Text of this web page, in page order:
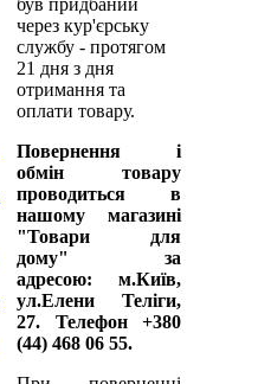
через кур'єрську
службу - протягом
21 дня з дня
отримання та
оплати товару.
Повернення і
обмін товару
проводиться в
нашому магазині
"Товари для
дому" за
адресою: м.Київ,
ул.Елени Теліги,
27. Телефон +380
(44) 468 06 55.